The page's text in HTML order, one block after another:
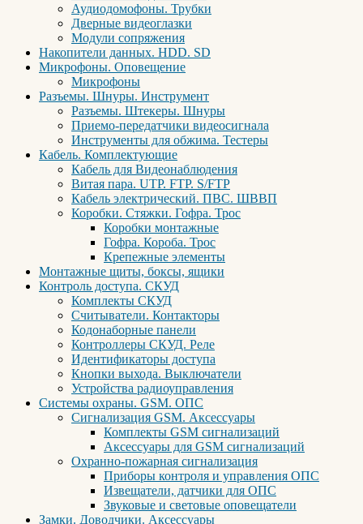
Аудиодомофоны. Трубки
Дверные видеоглазки
Модули сопряжения
Накопители данных. HDD. SD
Микрофоны. Оповещение
Микрофоны
Разъемы. Шнуры. Инструмент
Разъемы. Штекеры. Шнуры
Приемо-передатчики видеосигнала
Инструменты для обжима. Тестеры
Кабель. Комплектующие
Кабель для Видеонаблюдения
Витая пара. UTP. FTP. S/FTP
Кабель электрический. ПВС. ШВВП
Коробки. Стяжки. Гофра. Трос
Коробки монтажные
Гофра. Короба. Трос
Крепежные элементы
Монтажные щиты, боксы, ящики
Контроль доступа. СКУД
Комплекты СКУД
Считыватели. Контакторы
Кодонаборные панели
Контроллеры СКУД. Реле
Идентификаторы доступа
Кнопки выхода. Выключатели
Устройства радиоуправления
Системы охраны. GSM. ОПС
Сигнализация GSM. Аксессуары
Комплекты GSM сигнализаций
Аксессуары для GSM сигнализаций
Охранно-пожарная сигнализация
Приборы контроля и управления ОПС
Извещатели, датчики для ОПС
Звуковые и световые оповещатели
Замки. Доводчики. Аксессуары